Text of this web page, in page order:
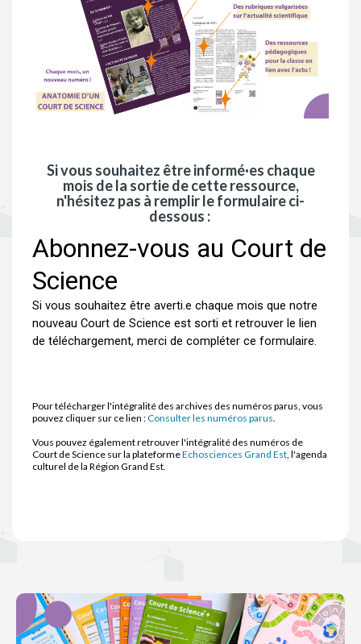
Si vous souhaitez être informé·es chaque
mois de la sortie de cette ressource,
n'hésitez pas à remplir le formulaire ci-
dessous :
Pour télécharger l'intégralité des archives des numéros parus, vous
pouvez cliquer sur ce lien :Consulter les numéros parus.
Vous pouvez également retrouver l'intégralité des numéros de
Court de Science sur la plateformeEchosciences Grand Est, l'agenda
culturel de la Région Grand Est.